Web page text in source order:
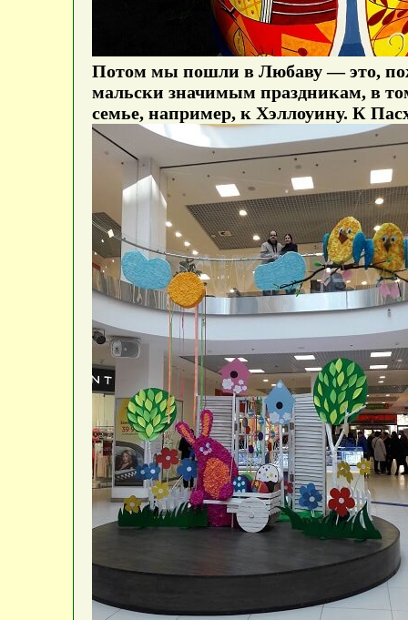
Потом мы пошли в Любаву — это,
мальски значимым праздникам, в
семье, например, к Хэллоуину. К